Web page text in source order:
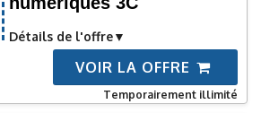
Détails de l'offre
VOIR LA OFFRE
Temporairement illimité